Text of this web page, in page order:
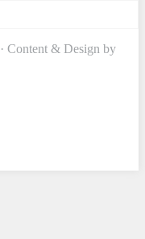
Content & Design by